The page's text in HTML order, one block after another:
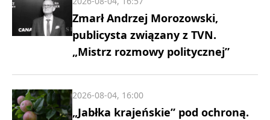
Zmarł Andrzej Morozowski,
publicysta związany z TVN.
„Mistrz rozmowy politycznej”
„Jabłka krajeńskie” pod ochroną.
2026-08-04, 16:00